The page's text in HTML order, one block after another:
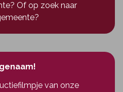
Of op zoek naar
van onze